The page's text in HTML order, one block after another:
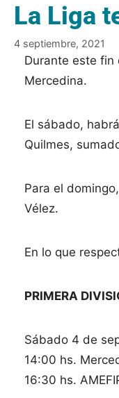
La Liga
4 septiembre, 2021
Durante este fin
Mercedina.
El sábado,
Quilmes,
Para el
Vélez.
En lo que
PRIMERA
Sábado 4 de
14:00 hs.
16:30 hs.